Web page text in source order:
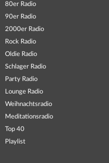
80er Radio
90er Radio
2000er Radio
Rock Radio
Oldie Radio
Schlager Radio
Party Radio
Lounge Radio
Weihnachtsradio
Meditationsradio
Top 40
Playlist